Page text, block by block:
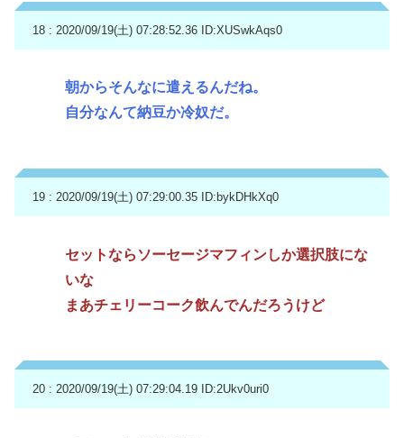
18 : 2020/09/19(土) 07:28:52.36 ID:XUSwkAqs0
朝からそんなに遣えるんだね。
自分なんて納豆か冷奴だ。
19 : 2020/09/19(土) 07:29:00.35 ID:bykDHkXq0
セットならソーセージマフィンしか選択肢にな
いな
まあチェリーコーク飲んでんだろうけど
20 : 2020/09/19(土) 07:29:04.19 ID:2Ukv0uri0